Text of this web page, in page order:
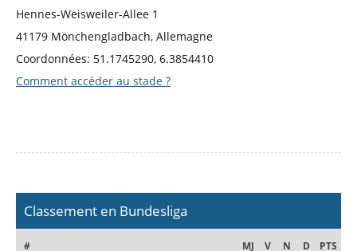
Hennes-Weisweiler-Allee 1
41179 Mönchengladbach, Allemagne
Coordonnées: 51.1745290, 6.3854410
Comment accéder au stade ?
Classement en Bundesliga
# MJ V N D PTS